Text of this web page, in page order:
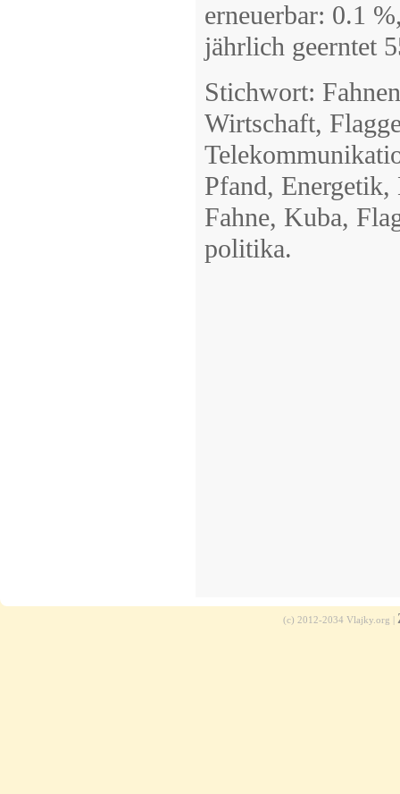
erneuerbar: 0.1
jährlich geerntet
Stichwort:
Wirtschaft,
Pfand,
Fahne, Kuba,
politika.
(c) 2012-2034 Vlajky.org |